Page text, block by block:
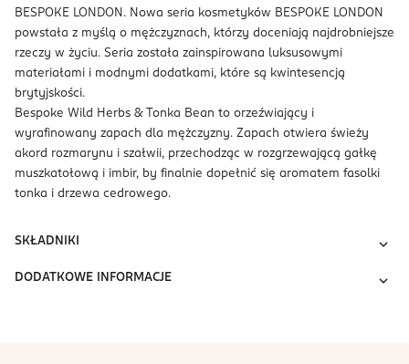
BESPOKE LONDON. Nowa seria kosmetyków BESPOKE LONDON
powstała z myślą o mężczyznach, którzy doceniają najdrobniejsze
rzeczy w życiu. Seria została zainspirowana luksusowymi
materiałami i modnymi dodatkami, które są kwintesencją
brytyjskości.
Bespoke Wild Herbs & Tonka Bean to orzeźwiający i
wyrafinowany zapach dla mężczyzny. Zapach otwiera świeży
akord rozmarynu i szałwii, przechodząc w rozgrzewającą gałkę
muszkatołową i imbir, by finalnie dopełnić się aromatem fasolki
tonka i drzewa cedrowego.
SKŁADNIKI
DODATKOWE INFORMACJE